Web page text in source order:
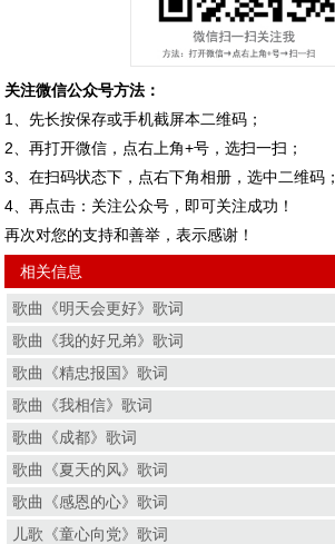
关注微信公众号方法：
1、先长按保存或手机截屏本二维码；
2、再打开微信，点右上角+号，选扫一扫；
3、在扫码状态下，点右下角相册，选中二维码；
4、再点击：关注公众号，即可关注成功！
再次对您的支持和善举，表示感谢！
相关信息
歌曲《明天会更好》歌词
歌曲《我的好兄弟》歌词
歌曲《精忠报国》歌词
歌曲《我相信》歌词
歌曲《成都》歌词
歌曲《夏天的风》歌词
歌曲《感恩的心》歌词
儿歌《童心向党》歌词